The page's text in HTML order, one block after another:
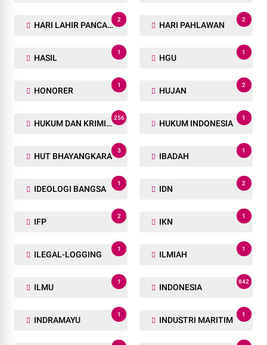
HARI LAHIR PANCASILA
2
HARI PAHLAWAN
2
HASIL
1
HGU
1
HONORER
1
HUJAN
2
HUKUM DAN KRIMINAL
256
HUKUM INDONESIA
1
HUT BHAYANGKARA
3
IBADAH
1
IDEOLOGI BANGSA
1
IDN
2
IFP
2
IKN
1
ILEGAL-LOGGING
1
ILMIAH
1
ILMU
1
INDONESIA
842
INDRAMAYU
1
INDUSTRI MARITIM
1